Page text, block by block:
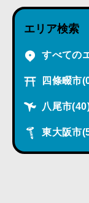
エリア検索
すべての
四條畷市
八尾市
東大阪市